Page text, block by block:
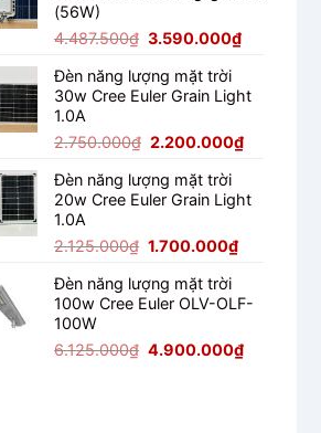
(56W)
4.487.500₫ Giá
là:
4.487.500₫.
3.590.000₫Giá
là:
Đèn năng lượng mặt trời
30w Cree Euler Grain Light
1.0A
2.750.000₫ Giá
là:
2.750.000₫.
2.200.000₫Giá
là:
Đèn năng lượng mặt trời
20w Cree Euler Grain Light
1.0A
2.125.000₫ Giá
là:
2.125.000₫.
1.700.000₫Giá
là:
Đèn năng lượng mặt trời
100w Cree Euler OLV-OLF-
100W
6.125.000₫ Giá
4.900.000₫Giá